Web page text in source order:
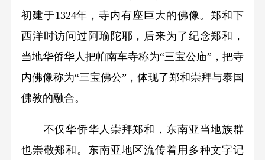
初建于1324年，寺内有座巨大的佛像。郑和下
西洋时访问过阿瑜陀耶，后来为了纪念郑和，
当地华侨华人把帕南车寺称为“三宝公庙”，把寺
内佛像称为“三宝佛公”，体现了郑和崇拜与泰国
佛教的融合。
不仅华侨华人崇拜郑和，东南亚当地族群
也崇敬郑和。东南亚地区流传着用多种文字记